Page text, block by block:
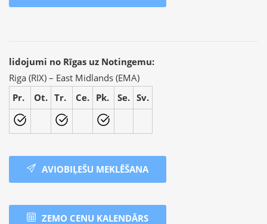
lidojumi no Rīgas uz Notingemu:
Riga (RIX) – East Midlands (EMA)
Pr.
Ot. Tr. Ce. Pk. Se. Sv.
AVIOBIĻEŠU MEKLĒŠANA
ZEMO CENU KALENDĀRS